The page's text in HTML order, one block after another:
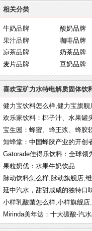
相关分类
牛奶品牌 酸奶品牌
果汁品牌
咖啡品牌
凉茶品牌
奶茶品牌
麦片品牌
豆奶品牌
喜欢宝矿力水特电解质固体饮
健力宝饮料怎么样,健力宝旗
欢乐家饮料：椰子汁、水果罐
宝生园：蜂蜜、蜂王浆、蜂胶
知蜂堂：中国蜂胶产业的开创
Gatorade佳得乐饮料：全球领
果粒奶优：水果牛奶饮品
脉动饮料怎么样,脉动旗舰店,
延中汽水，甜甜咸咸的独特口
小样乳酸菌怎么样,小样旗舰
Mirinda美年达：十大碳酸-汽